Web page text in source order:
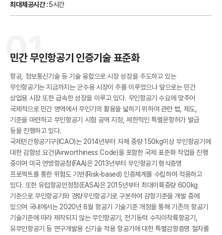
I
한
최대체공시간 :5시간
01
민간 무인항공기 인증기술 표준화
항공, 정보통신기술 등 기술 융합으로 시장 성장을 주도하고 있는
무인항공기는 지금까지는 군수용 시장이 주를 이루었으나 앞으로는 민간
상업용 시장 또한 급속한 성장을 이루고 있다. 무인항공기 수요에 맞추어
국제적으로 민간 영역에서 무인기의 활용을 넓히기 위하여 관련 법, 제도,
기준을 마련하고 무인항공기 시험 공역 지정, 제한적인 특별운항허가 발급
등을 진행하고 있다.
국제민간항공기구(ICAO)는 2014년부터 자체 중량 150kg이상 무인항공기에
대한 감항성 요건(Airworthiness Code)을 포함한 국제 표준화 작업을 진행
중이며 미국 연방항공청(FAA)은 2013년부터 무인항공기 형식증명
프로젝트를 통한 위험도 기반(Risk-based) 인증체계를 수립하여 적용하고
있다. 또한 유럽항공안정청(EASA)은 2015년부터 최대이륙중량 600kg
기준으로 무인항공기와 경량무인항공기로 구분하여 감항기준을 개발 중에
있으며 국내에서는 2020년 8월 항공기 기술기준 개정을 통해 기존의 항공기
기술기준에 따라 제작되지 않는 무인항공기, 전기동력 수직이착륙항공기,
유무인항공기 등 연구개발용 신기술 적용 항공기에 대한 특별감항증명 절차를